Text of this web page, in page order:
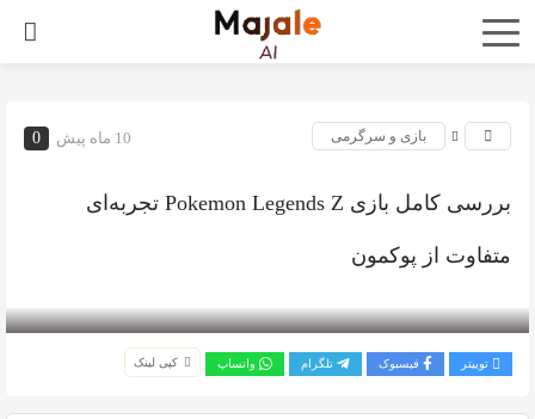
10 ماه پیش 0 بازی و سرگرمی
بررسی کامل بازی Pokemon Legends Z تجربه‌ای
متفاوت از پوکمون
توییتر فیسبوک تلگرام واتساپ کپی لینک